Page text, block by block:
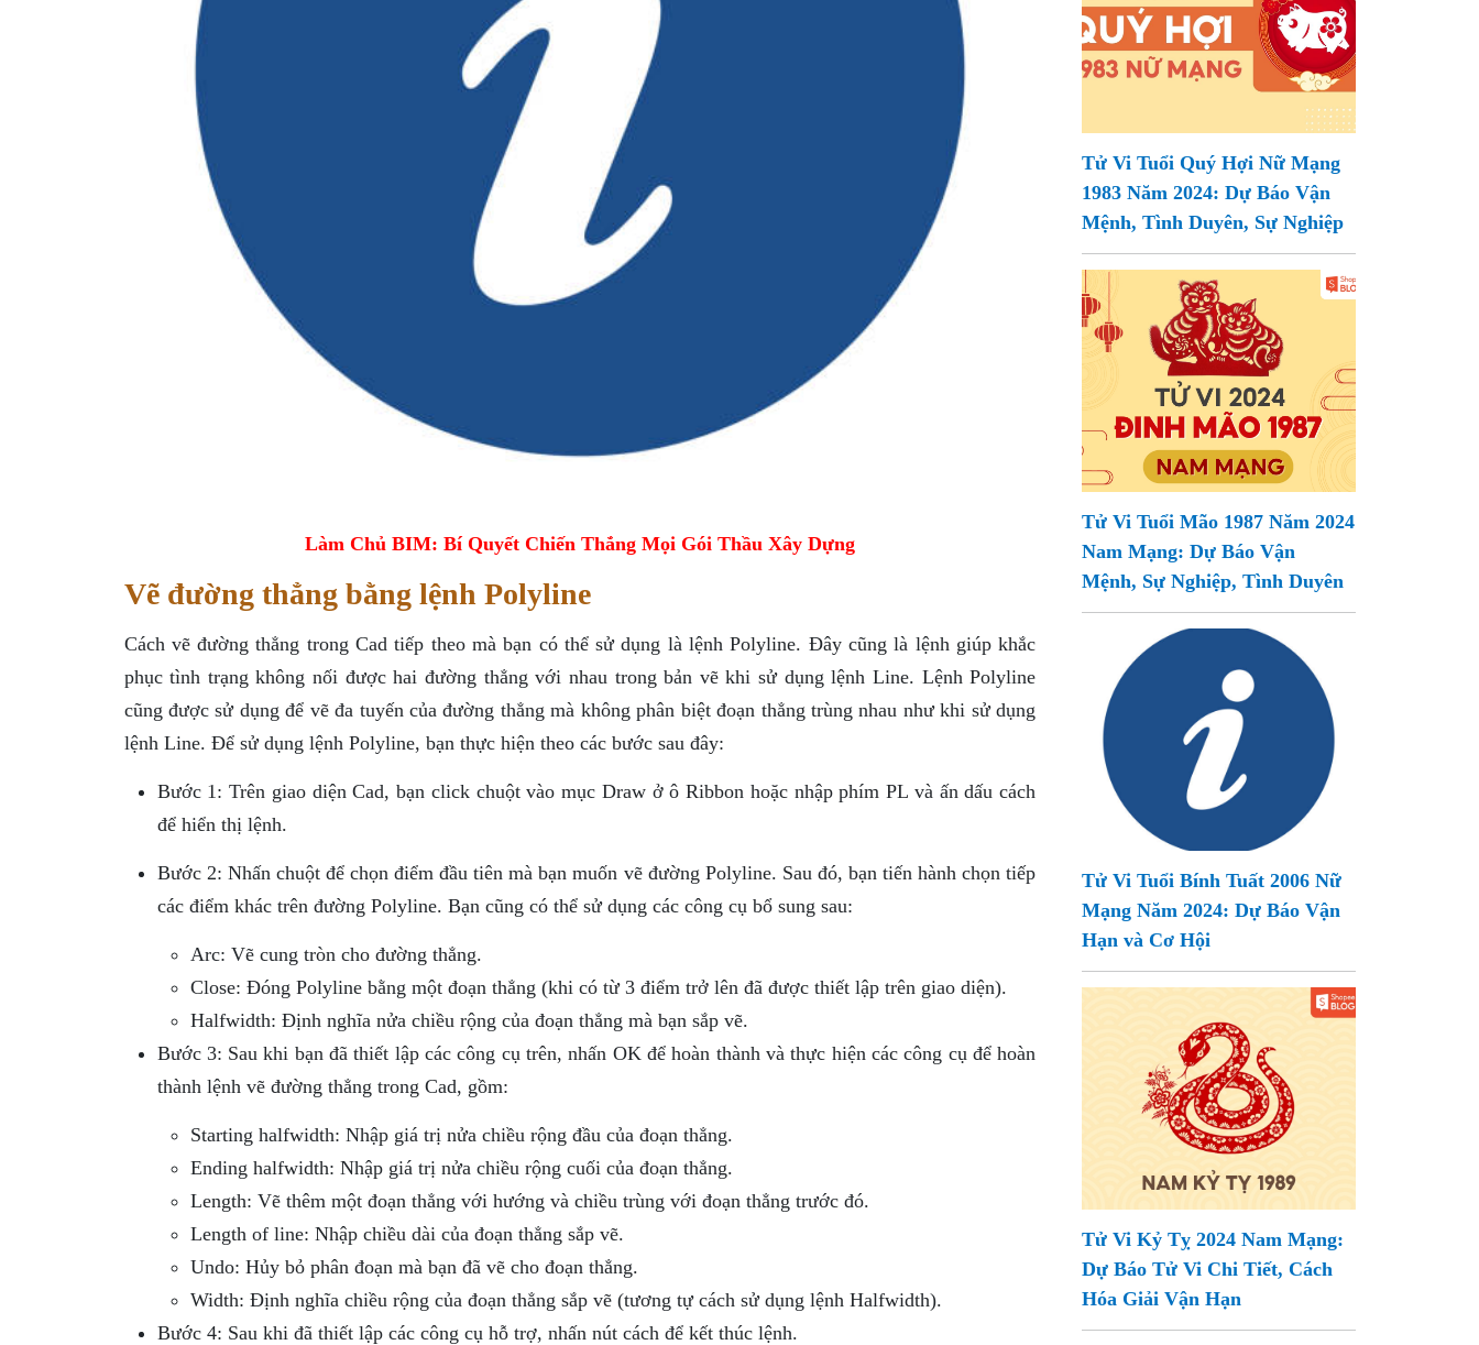
Làm Chủ BIM: Bí Quyết Chiến Thắng Mọi Gói Thầu Xây Dựng
Vẽ đường thẳng bằng lệnh Polyline
Cách vẽ đường thẳng trong Cad tiếp theo mà bạn có thể sử dụng là lệnh Polyline. Đây cũng là lệnh giúp khắc
phục tình trạng không nối được hai đường thẳng với nhau trong bản vẽ khi sử dụng lệnh Line. Lệnh Polyline
cũng được sử dụng để vẽ đa tuyến của đường thẳng mà không phân biệt đoạn thẳng trùng nhau như khi sử dụng
lệnh Line. Để sử dụng lệnh Polyline, bạn thực hiện theo các bước sau đây:
Bước 1: Trên giao diện Cad, bạn click chuột vào mục Draw ở ô Ribbon hoặc nhập phím PL và ấn dấu cách
để hiển thị lệnh.
Bước 2: Nhấn chuột để chọn điểm đầu tiên mà bạn muốn vẽ đường Polyline. Sau đó, bạn tiến hành chọn tiếp
các điểm khác trên đường Polyline. Bạn cũng có thể sử dụng các công cụ bổ sung sau:
Arc: Vẽ cung tròn cho đường thẳng.
Close: Đóng Polyline bằng một đoạn thẳng (khi có từ 3 điểm trở lên đã được thiết lập trên giao diện).
Halfwidth: Định nghĩa nửa chiều rộng của đoạn thẳng mà bạn sắp vẽ.
Bước 3: Sau khi bạn đã thiết lập các công cụ trên, nhấn OK để hoàn thành và thực hiện các công cụ để hoàn
thành lệnh vẽ đường thẳng trong Cad, gồm:
Starting halfwidth: Nhập giá trị nửa chiều rộng đầu của đoạn thẳng.
Ending halfwidth: Nhập giá trị nửa chiều rộng cuối của đoạn thẳng.
Length: Vẽ thêm một đoạn thẳng với hướng và chiều trùng với đoạn thẳng trước đó.
Length of line: Nhập chiều dài của đoạn thẳng sắp vẽ.
Undo: Hủy bỏ phân đoạn mà bạn đã vẽ cho đoạn thẳng.
Width: Định nghĩa chiều rộng của đoạn thẳng sắp vẽ (tương tự cách sử dụng lệnh Halfwidth).
Bước 4: Sau khi đã thiết lập các công cụ hỗ trợ, nhấn nút cách để kết thúc lệnh.
Tử Vi Tuổi Quý Hợi Nữ Mạng
1983 Năm 2024: Dự Báo Vận
Mệnh, Tình Duyên, Sự Nghiệp
Tử Vi Tuổi Mão 1987 Năm 2024
Nam Mạng: Dự Báo Vận
Mệnh, Sự Nghiệp, Tình Duyên
Tử Vi Tuổi Bính Tuất 2006 Nữ
Mạng Năm 2024: Dự Báo Vận
Hạn và Cơ Hội
Tử Vi Kỷ Tỵ 2024 Nam Mạng:
Dự Báo Tử Vi Chi Tiết, Cách
Hóa Giải Vận Hạn